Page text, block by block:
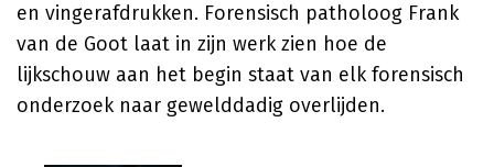
en vingerafdrukken. Forensisch patholoog Frank
van de Goot laat in zijn werk zien hoe de
lijkschouw aan het begin staat van elk forensisch
onderzoek naar gewelddadig overlijden.